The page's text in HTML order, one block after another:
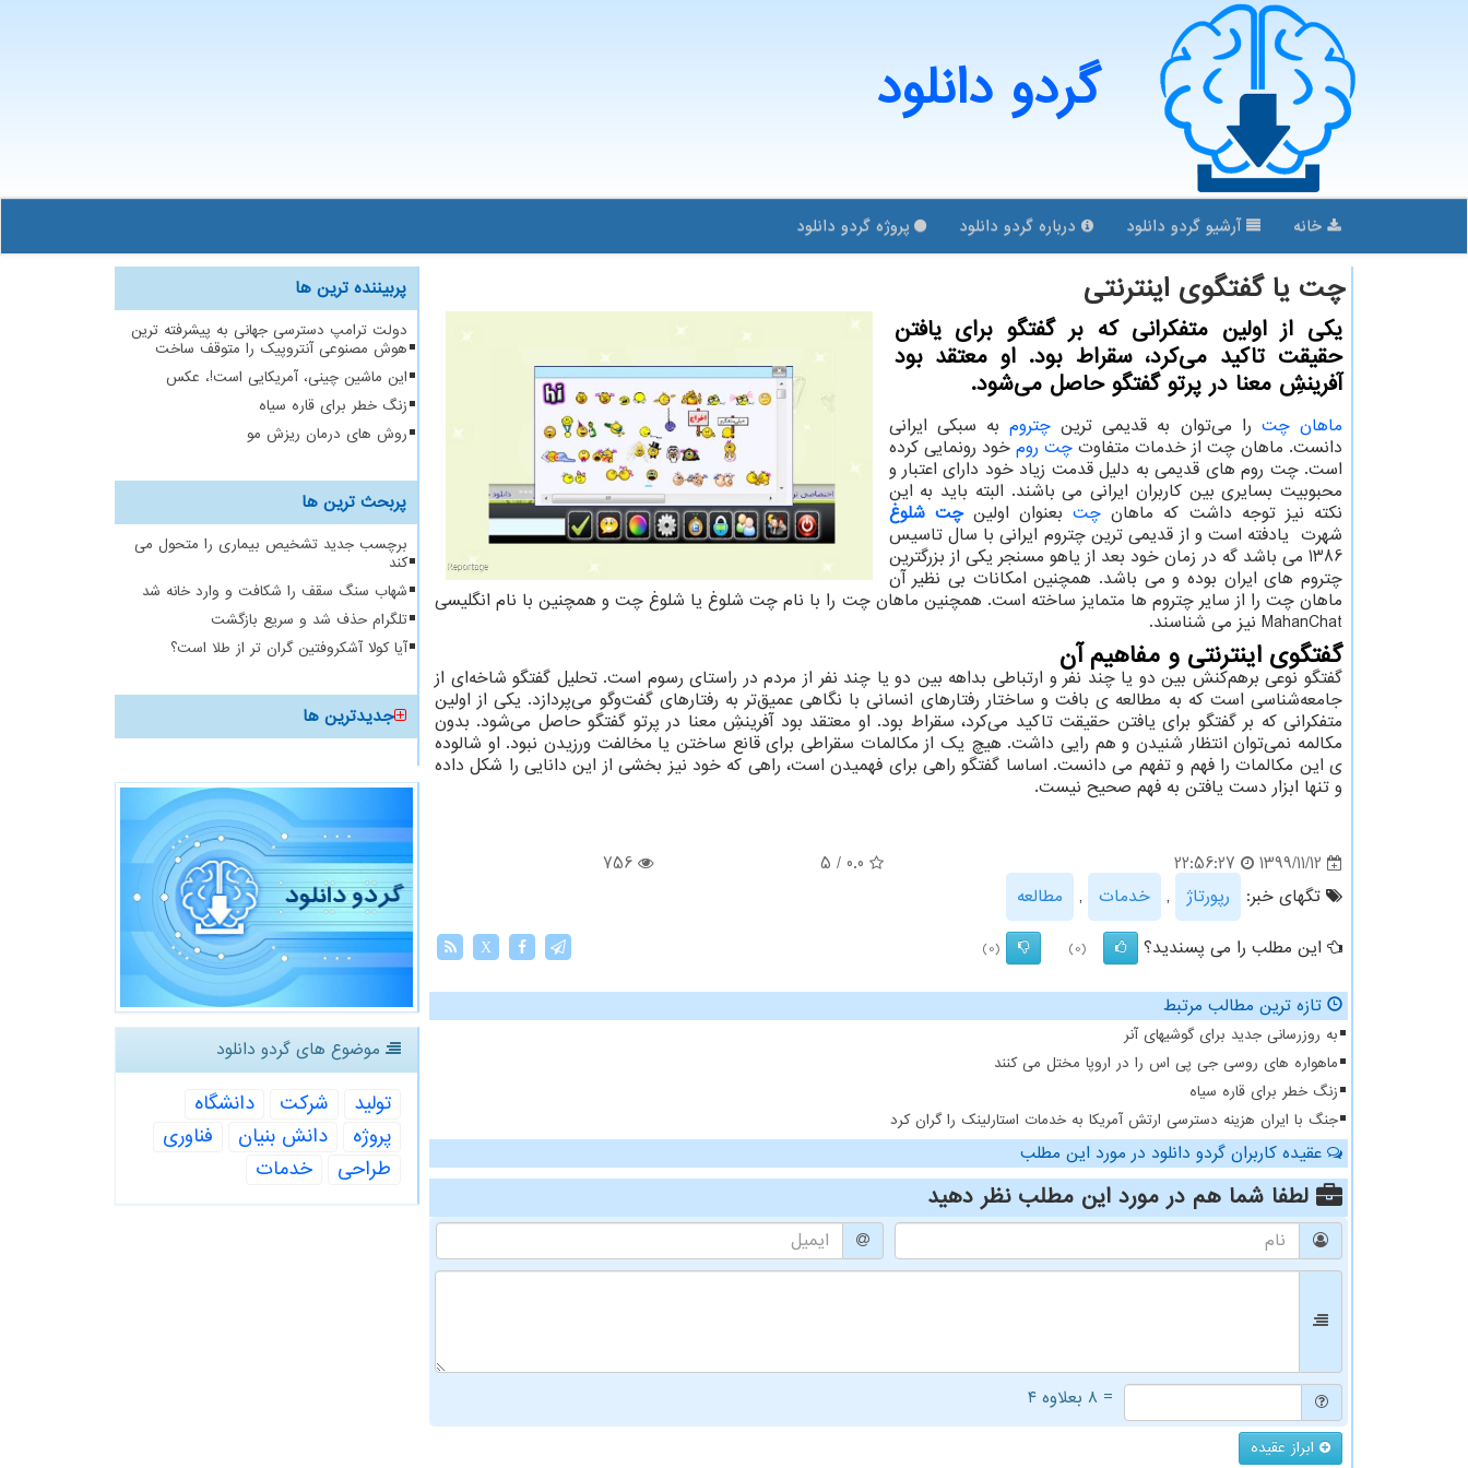
گردو دانلود
خانه آرشیو گردو دانلود درباره گردو دانلود پروژه گردو دانلود
چت یا گفتگوی اینترنتی
یكی از اولین متفكرانی كه بر گفتگو برای یافتن
حقیقت تاكید می‌كرد، سقراط بود. او معتقد بود
آفرینشِ معنا در پرتو گفتگو حاصل می‌شود.
ماهان چت را میتوان به قدیمی ترینچتروم به سبکی ایرانی
دانست. ماهان چت از خدمات متفاوتچت روم خود رونمایی کرده
است. چت روم های قدیمی به دلیل قدمت زیاد خود دارای اعتبار و
محبوبیت بسایری بین کاربران ایرانی می باشند. البته باید به این
نکته نیز توجه داشت که ماهان چتبعنوان اولینچت شلوغ
شهرت یادفته است و از قدیمی ترین چتروم ایرانی با سال تاسیس
1386 می باشد گه در زمان خود بعد از یاهو مسنجر یکی از بزرگترین
چتروم های ایران بوده و می باشد. همچنین امکانات بی نظیر آن
ماهان چت را از سایر چتروم ها متمایز ساخته است. همچنین ماهان چت را با نام چت شلوغ یا شلوغ چت و همچنین با نام انگلیسی
MahanChat نیز می شناسند.
گفتگوی اینترنتی و مفاهیم آن
گفتگو نوعی برهم‌کنش بین دو یا چند نفر و ارتباطی بداهه بین دو یا چند نفر از مردم در راستای رسوم است. تحلیل گفتگو شاخه‌ای از
جامعه‌شناسی است که به مطالعه ی بافت و ساختار رفتارهای انسانی با نگاهی عمیق‌تر به رفتارهای گفت‌وگو می‌پردازد. یکی از اولین
متفکرانی که بر گفتگو برای یافتن حقیقت تاکید می‌کرد، سقراط بود. او معتقد بود آفرینشِ معنا در پرتو گفتگو حاصل می‌شود. بدون
مکالمه نمی‌توان انتظار شنیدن و هم رایی داشت. هیچ یک از مکالمات سقراطی برای قانع ساختن یا مخالفت‌ ورزیدن نبود. او شالوده
ی این مکالمات را فهم و تفهم می دانست. اساسا گفتگو راهی برای فهمیدن است، راهی که خود نیز بخشی از این دانایی را شکل داده
و تنها ابزار دست یافتن به فهم صحیح نیست.
1399/11/12
22:56:27
0.0
/
5
756
تگهای خبر:
رپورتاژ , خدمات ,
مطالعه
این مطلب را می پسندید؟
(0)
(0)
X
تازه ترین مطالب مرتبط
به روزرسانی جدید برای گوشیهای آنر
ماهواره های روسی جی پی اس را در اروپا مختل می کنند
زنگ خطر برای قاره سیاه
جنگ با ایران هزینه دسترسی ارتش آمریکا به خدمات استارلینک را گران کرد
عقیده کاربران گردو دانلود در مورد این مطلب
لطفا شما هم در مورد این مطلب نظر دهید
= ۸ بعلاوه ۴
ابراز عقیده
پربیننده ترین ها
دولت ترامپ دسترسی جهانی به پیشرفته ترین
هوش مصنوعی آنتروپیک را متوقف ساخت
این ماشین چینی، آمریکایی است!، عکس
زنگ خطر برای قاره سیاه
روش های درمان ریزش مو
پربحث ترین ها
برچسب جدید تشخیص بیماری را متحول می
کند
شهاب سنگ سقف را شکافت و وارد خانه شد
تلگرام حذف شد و سریع بازگشت
آیا کولا آشکروفتین گران تر از طلا است؟
جدیدترین ها
موضوع های گردو دانلود
تولید شركت
دانشگاه
پروژه
دانش بنیان
فناوری
طراحی
خدمات